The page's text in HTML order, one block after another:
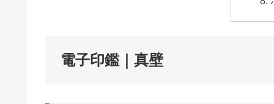
電子印鑑｜真壁